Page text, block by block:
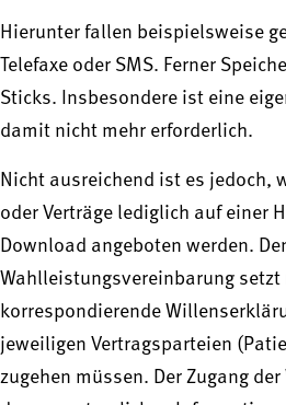
Hierunter fallen beispielsweise
Telefaxe oder SMS. Ferner
Sticks. Insbesondere ist eine
damit nicht mehr erforderlich.
Nicht ausreichend ist es jedoch,
oder Verträge lediglich auf einer
Download angeboten werden.
Wahlleistungsvereinbarung setzt
korrespondierende
jeweiligen Vertragsparteien
zugehen müssen. Der Zugang